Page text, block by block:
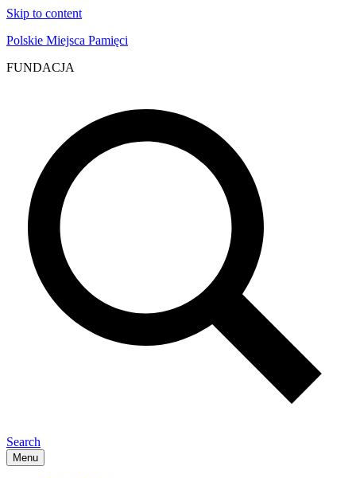
Skip to content
Polskie Miejsca Pamięci
FUNDACJA
Search
Menu